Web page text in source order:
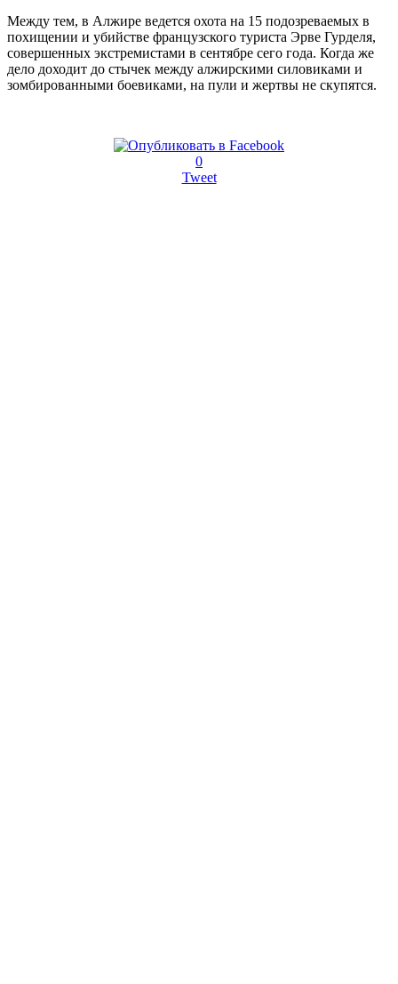
Между тем, в Алжире ведется охота на 15 подозреваемых в
похищении и убийстве французского туриста Эрве Гурделя,
совершенных экстремистами в сентябре сего года. Когда же
дело доходит до стычек между алжирскими силовиками и
зомбированными боевиками, на пули и жертвы не скупятся.
0
Tweet